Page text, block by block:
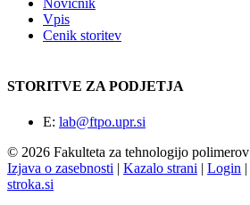
Novičnik
Vpis
Cenik storitev
STORITVE ZA PODJETJA
E: lab@ftpo.upr.si
© 2026 Fakulteta za tehnologijo
Izjava o zasebnosti | Kazalo strani | Login |
stroka.si